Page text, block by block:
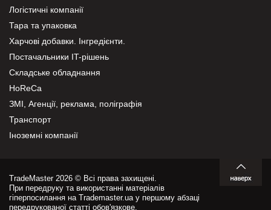
Логістичні компанії
Тара та упаковка
Харчові добавки. Інгредієнти.
Постачальники IT-рішень
Складське обладнання
HoReCa
ЗМІ, Агенції, реклама, поліграфія
Транспорт
Іноземні компанії
TradeMaster 2026 © Всі права захищені.
При передруку та використанні матеріалів
гіперпосилання на Trademaster.ua у першому абзаці
передрукованої статті обов'язкове.